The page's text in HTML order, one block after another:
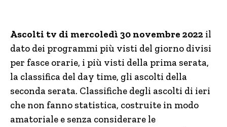
Ascolti tv di mercoledì 30 novembre 2022 il
dato dei programmi più visti del giorno divisi
per fasce orarie, i più visti della prima serata,
la classifica del day time, gli ascolti della
seconda serata. Classifiche degli ascolti di ieri
che non fanno statistica, costruite in modo
amatoriale e senza considerare le